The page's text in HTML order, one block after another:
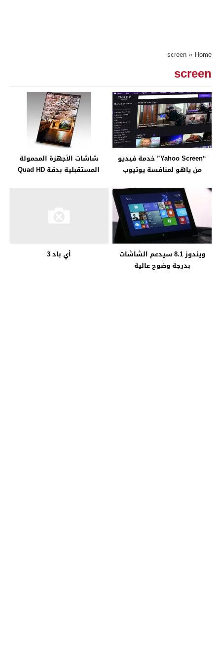
Home
»
screen
screen
“Yahoo Screen” خدمة فيديو
من ياهو لمنافسة يوتيوب
شاشات الأجهزة المحمولة
المستقبلية بدقة Quad HD
ويندوز 8.1 سيدعم الشاشات
بدرجة وضوح عالية
أي باد 3